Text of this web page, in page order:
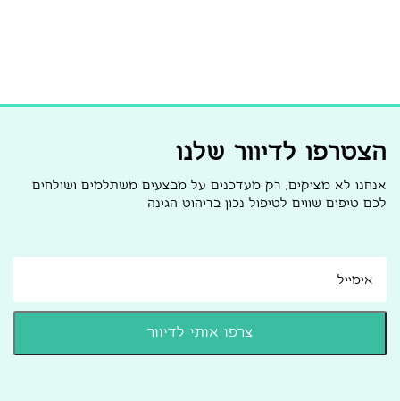
הצטרפו לדיוור שלנו
אנחנו לא מציקים, רק מעדכנים על מבצעים משתלמים ושולחים
לכם טיפים שווים לטיפול נכון בריהוט הגינה